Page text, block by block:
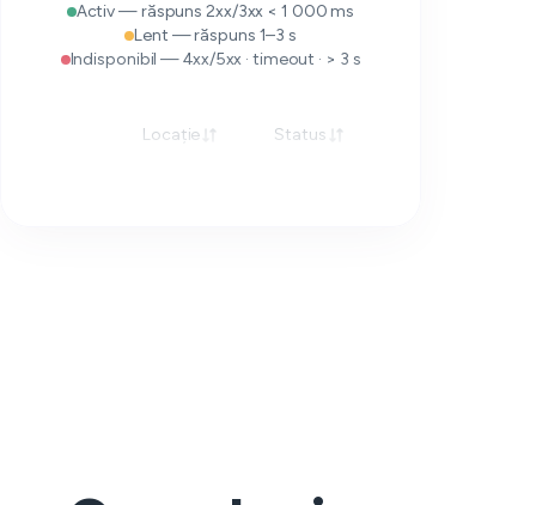
Activ — răspuns 2xx/3xx < 1 000 ms
Lent — răspuns 1–3 s
Indisponibil — 4xx/5xx · timeout · > 3 s
Locație Status